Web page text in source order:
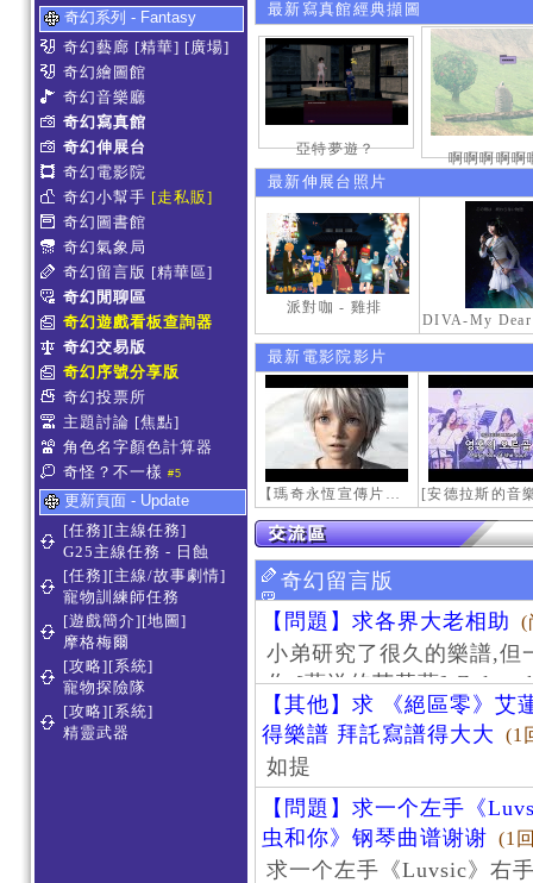
奇幻系列 - Fantasy
奇幻藝廊 [精華] [廣場]
奇幻繪圖館
奇幻音樂廳
奇幻寫真館
奇幻伸展台
奇幻電影院
奇幻小幫手 [走私販]
奇幻圖書館
奇幻氣象局
奇幻留言版 [精華區]
奇幻閒聊區
奇幻遊戲看板查詢器
奇幻交易版
奇幻序號分享版
奇幻投票所
主題討論 [焦點]
角色名字顏色計算器
奇怪？不一樣 #5
更新頁面 - Update
[任務][主線任務]
G25主線任務 - 日蝕
[任務][主線/故事劇情]
寵物訓練師任務
[遊戲簡介][地圖]
摩格梅爾
[攻略][系統]
寵物探險隊
[攻略][系統]
精靈武器
最新寫真館經典擷圖
亞特夢遊？
啊啊啊啊啊
最新伸展台照片
派對咖 - 雞排
最新電影院影片
【瑪奇永恆宣傳片】最初的感動
奇幻留言版
【問題】求各界大老相助
(
小弟研究了很久的樂譜,但
作 [葬送的芙莉蓮]-
【其他】求 《絕區零》艾
得樂譜 拜託寫譜得大大
(1
如提
【問題】求一个左手《
虫和你》钢琴曲谱谢谢 (1
求一个左手《Luvsic》右